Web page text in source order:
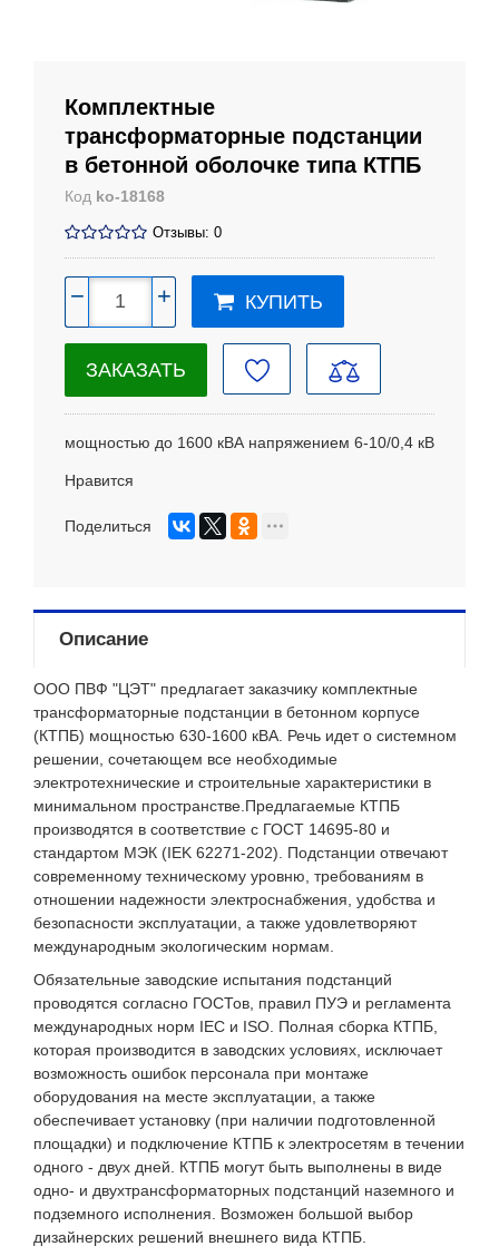
Комплектные
трансформаторные подстанции
в бетонной оболочке типа КТПБ
Код ko-18168
Отзывы: 0
− + КУПИТЬ
ЗАКАЗАТЬ
мощностью до 1600 кВА напряжением 6-10/0,4 кВ
Нравится
Поделиться
Описание
ООО ПВФ "ЦЭТ" предлагает заказчику комплектные
трансформаторные подстанции в бетонном корпусе
(КТПБ) мощностью 630-1600 кВА. Речь идет о системном
решении, сочетающем все необходимые
электротехнические и строительные характеристики в
минимальном пространстве.Предлагаемые КТПБ
производятся в соответствие с ГОСТ 14695-80 и
стандартом МЭК (IEK 62271-202). Подстанции отвечают
современному техническому уровню, требованиям в
отношении надежности электроснабжения, удобства и
безопасности эксплуатации, а также удовлетворяют
международным экологическим нормам.
Обязательные заводские испытания подстанций
проводятся согласно ГОСТов, правил ПУЭ и регламента
международных норм IEC и ISO. Полная сборка КТПБ,
которая производится в заводских условиях, исключает
возможность ошибок персонала при монтаже
оборудования на месте эксплуатации, а также
обеспечивает установку (при наличии подготовленной
площадки) и подключение КТПБ к электросетям в течении
одного - двух дней. КТПБ могут быть выполнены в виде
одно- и двухтрансформаторных подстанций наземного и
подземного исполнения. Возможен большой выбор
дизайнерских решений внешнего вида КТПБ.